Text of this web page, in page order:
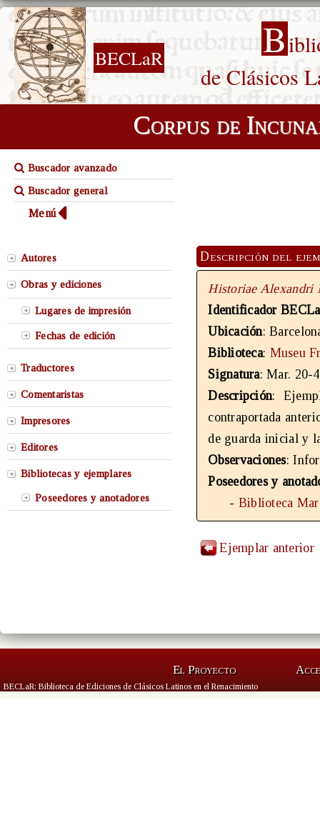
BECLaR B
de Clásicos
Corpus de
Buscador avanzado
Buscador general
Menú
Autores
Obras y ediciones
Lugares de impresión
Fechas de edición
Traductores
Comentaristas
Impresores
Editores
Bibliotecas y ejemplares
Poseedores y anotadores
Descripción del
Historiae Alexandri
Identificador
Ubicación:
Biblioteca: Museu
Signatura: Mar. 20-
Descripción:
contraportada
de guarda inicial y
Observaciones:
Poseedores y
- Biblioteca
Ejemplar anterior
El Proyecto
BECLaR: Biblioteca de Ediciones de Clásicos Latinos en el Renacimiento